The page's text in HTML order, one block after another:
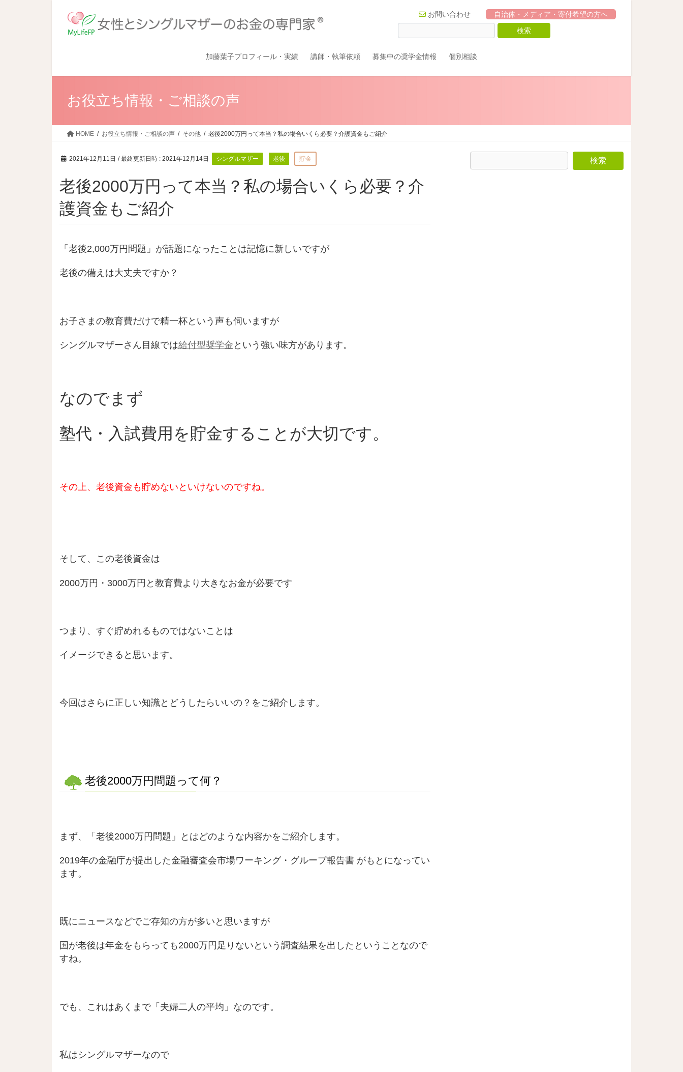
お問い合わせ 自治体・メディア・寄付希望の方へ
加藤葉子プロフィール・実績 講師・執筆依頼 募集中の奨学金情報 個別相談
お役立ち情報・ご相談の声
HOME お役立ち情報・ご相談の声 その他 老後2000万円って本当？私の場合いくら必要？介護資金もご紹介
2021年12月11日 / 最終更新日時 : 2021年12月14日 シングルマザー 老後 貯金
老後2000万円って本当？私の場合いくら必要？介
護資金もご紹介
「老後2,000万円問題」が話題になったことは記憶に新しいですが
老後の備えは大丈夫ですか？
お子さまの教育費だけで精一杯という声も伺いますが
シングルマザーさん目線では給付型奨学金 という強い味方があります。
なのでまず
塾代・入試費用を貯金することが大切です。
その上、老後資金も貯めないといけないのですね。
そして、この老後資金は
2000万円・3000万円と教育費より大きなお金が必要です
つまり、すぐ貯めれるものではないことは
イメージできると思います。
今回はさらに正しい知識とどうしたらいいの？をご紹介します。
老後2000万円問題って何？
まず、「老後2000万円問題」とはどのような内容かをご紹介します。
2019年の金融庁が提出した金融審査会市場ワーキング・グループ報告書 がもとになってい
ます。
既にニュースなどでご存知の方が多いと思いますが
国が老後は年金をもらっても2000万円足りないという調査結果を出したということなので
すね。
でも、これはあくまで「夫婦二人の平均」なのです。
私はシングルマザーなので